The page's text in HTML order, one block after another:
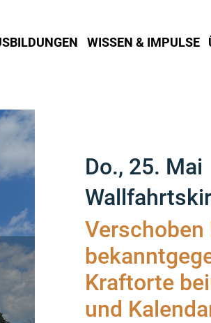
WISSEN & IMPULSE
Do., 25. Mai
Kraftorte
und